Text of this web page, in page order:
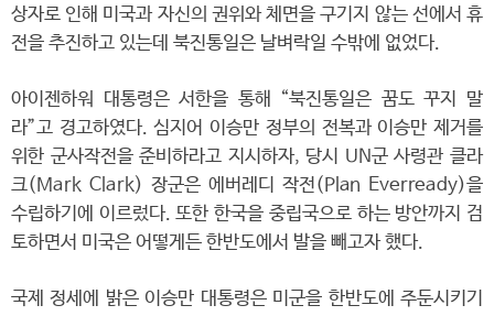
상자로 인해 미국과 자신의 권위와 체면을 구기지 않는 선에서 휴
전을 추진하고 있는데 북진통일은 날벼락일 수밖에 없었다.
아이젠하워 대통령은 서한을 통해 “북진통일은 꿈도 꾸지 말
라”고 경고하였다. 심지어 이승만 정부의 전복과 이승만 제거를
위한 군사작전을 준비하라고 지시하자, 당시 UN군 사령관 클라
크(Mark Clark) 장군은 에버레디 작전(Plan Everready)을
수립하기에 이르렀다. 또한 한국을 중립국으로 하는 방안까지 검
토하면서 미국은 어떻게든 한반도에서 발을 빼고자 했다.
국제 정세에 밝은 이승만 대통령은 미군을 한반도에 주둔시키기